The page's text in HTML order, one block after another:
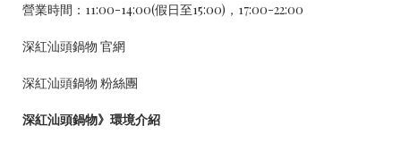
營業時間：11:00-14:00(假日至15:00)，17:00-22:00
深紅汕頭鍋物 官網
深紅汕頭鍋物 粉絲團
深紅汕頭鍋物》環境介紹